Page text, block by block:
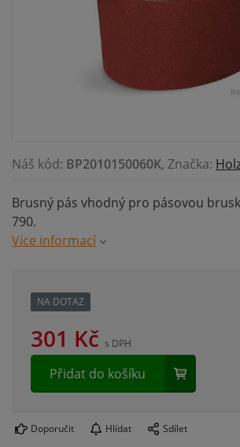
Náš kód: BP2010150060K, Značka:
Brusný pás vhodný pro pásovou
790.
Více informací
NA DOTAZ
301 Kč s DPH
Přidat do košíku
Doporučit Hlídat Sdílet